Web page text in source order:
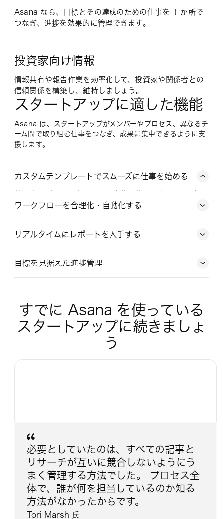
Asana なら、目標とその達成のための仕事を 1 か所で
つなぎ、進捗を効果的に管理できます。
投資家向け情報
情報共有や報告作業を効率化して、投資家や関係者との
信頼関係を構築し、維持しましょう。
スタートアップに適した機能
Asana は、スタートアップがメンバーやプロセス、異なるチ
ーム間で取り組む仕事をつなぎ、成果に集中できるように支
援します。
カスタムテンプレートでスムーズに仕事を始める
ートに変換することで、毎回のプロジェクトを円滑に進
ワークフローを合理化・自動化する
リアルタイムにレポートを入手する
目標を見据えた進捗管理
すでに Asana を使っている
スタートアップに続きましょ
う
必要としていたのは、すべての記事と
リサーチが互いに競合しないようにう
まく管理する方法でした。 プロセス全
体で、誰が何を担当しているのか知る
方法がなかったからです。
Tori Marsh 氏